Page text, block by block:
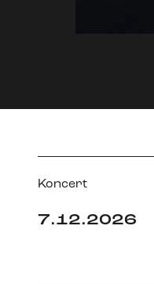
Koncert
7.12.2026